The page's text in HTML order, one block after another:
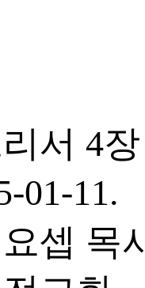
서 4
01-11.
셉 목